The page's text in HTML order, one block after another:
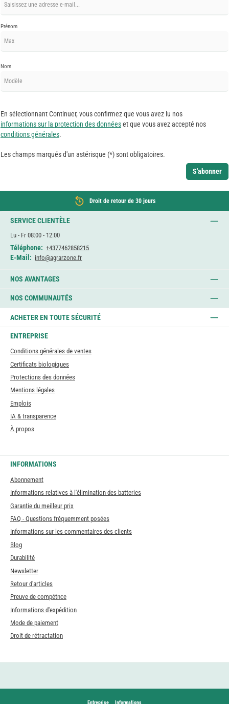
Prénom
Nom
En sélectionnant Continuer, vous confirmez que vous avez lu nos
informations sur la protection des donnéeset que vous avez accepté nos
conditions générales.
Les champs marqués d'un astérisque (*) sont obligatoires.
S'abonner
Droit de retour de 30 jours
SERVICE CLIENTÈLE
Lu - Fr 08:00 - 12:00
Téléphone: +4377462858215
E-Mail: info@agrarzone.fr
NOS AVANTAGES
NOS COMMUNAUTÉS
ACHETER EN TOUTE SÉCURITÉ
ENTREPRISE
Conditions générales de ventes
Certificats biologiques
Protections des données
Mentions légales
Emplois
IA & transparence
À propos
INFORMATIONS
Abonnement
Informations relatives à l'élimination des batteries
Garantie du meilleur prix
FAQ - Questions fréquemment posées
Informations sur les commentaires des clients
Blog
Durabilité
Newsletter
Retour d'articles
Preuve de compétnce
Informations d'expédition
Mode de paiement
Droit de rétractation
Entreprise Informations